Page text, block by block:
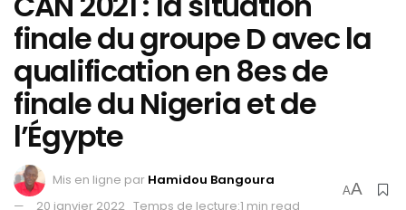
finale du groupe D avec la
qualification en 8es de
finale du Nigeria et de
l’Égypte
Mis en ligne par Hamidou Bangoura
20 janvier 2022 Temps de lecture:1 min read
AA